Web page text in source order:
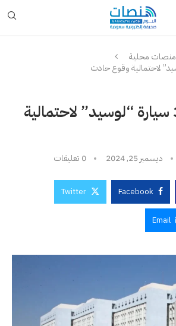
منصات محلية
استدعاء 358 سيارة “لوسيد” لاحتمالية
ديسمبر 25, 2024 0 تعليقات
Facebook
Twitter
Email